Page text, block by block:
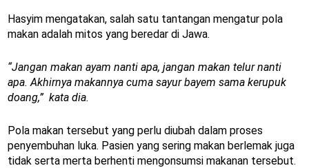
Hasyim mengatakan, salah satu tantangan mengatur pola
makan adalah mitos yang beredar di Jawa.
“Jangan makan ayam nanti apa, jangan makan telur nanti
apa. Akhirnya makannya cuma sayur bayem sama kerupuk
doang,” kata dia.
Pola makan tersebut yang perlu diubah dalam proses
penyembuhan luka. Pasien yang sering makan berlemak juga
tidak serta merta berhenti mengonsumsi makanan tersebut.